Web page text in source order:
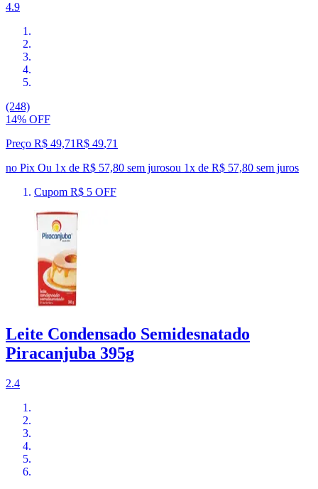
4.9
(248)
14% OFF
Preço R$ 49,71R$ 49,71
no Pix Ou 1x de R$ 57,80 sem jurosou 1x de R$ 57,80 sem juros
Cupom R$ 5 OFF
Leite Condensado Semidesnatado
Piracanjuba 395g
2.4